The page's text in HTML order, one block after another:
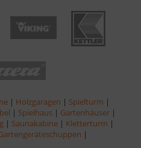
| Holzgaragen | Spielturm |
| Spielhaus | Gartenhäuser |
| Saunakabine | Kletterturm |
|